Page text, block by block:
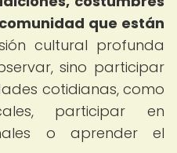
que están
cultural profunda
sino participar
cotidianas, como
participar en
o aprender el